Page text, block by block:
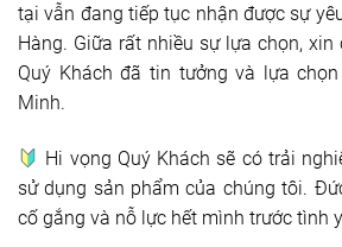
tại vẫn đang tiếp tục nhận được sự
Hàng. Giữa rất nhiều sự lựa chọn, xin
Quý Khách đã tin tưởng và lựa
Minh.
Hi vọng Quý Khách sẽ có trải
sử dụng sản phẩm của chúng tôi.
cố gắng và nỗ lực hết mình trước tình